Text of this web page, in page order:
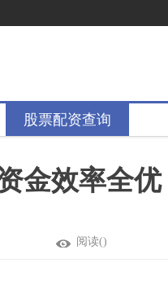
股票配资查询
金效率全优
阅读()